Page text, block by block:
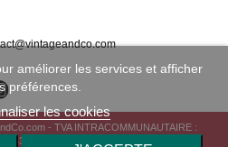
améliorer les services et afficher
préférences.
les cookies
- TVA INTRACOMMUNAUTAIRE :